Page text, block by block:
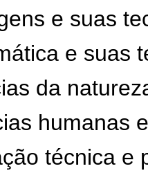
e suas
e suas
da
humanas
técnica e